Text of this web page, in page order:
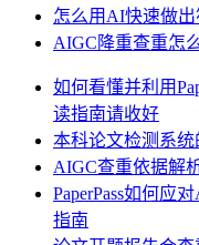
怎么用AI快速做出
AIGC降重查重怎
如何看懂并利用
读指南请收好
本科论文检测系
AIGC查重依据解
PaperPass如何应
指南